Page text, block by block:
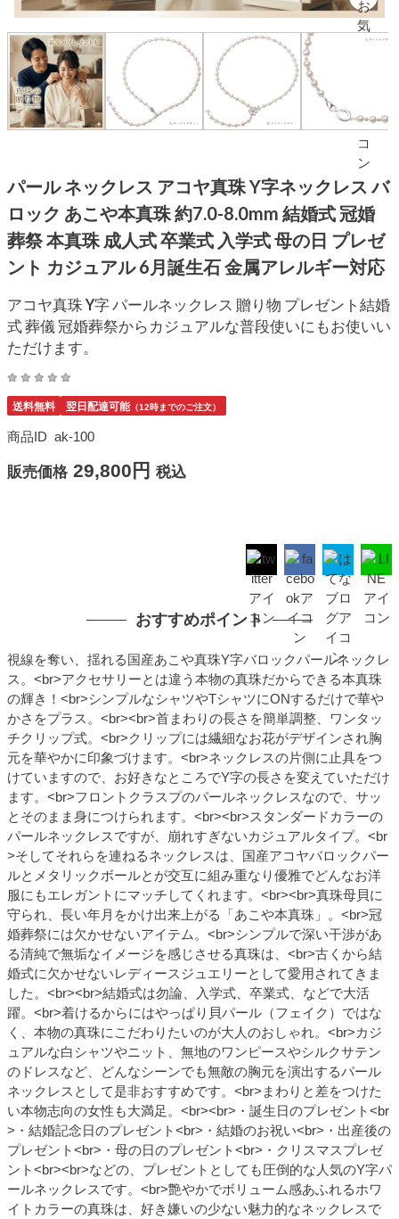
パール ネックレス アコヤ真珠 Y字ネックレス バ
ロック あこや本真珠 約7.0-8.0mm 結婚式 冠婚
葬祭 本真珠 成人式 卒業式 入学式 母の日 プレゼ
ント カジュアル 6月誕生石 金属アレルギー対応
アコヤ真珠 Y字 パールネックレス 贈り物 プレゼント結婚
式 葬儀 冠婚葬祭からカジュアルな普段使いにもお使いい
ただけます。
送料無料 翌日配達可能（12時までのご注文）
商品ID ak-100
販売価格 29,800円 税込
おすすめポイント
視線を奪い、揺れる国産あこや真珠Y字バロックパールネックレ
ス。<br>アクセサリーとは違う本物の真珠だからできる本真珠
の輝き！<br>シンプルなシャツやTシャツにONするだけで華や
かさをプラス。<br><br>首まわりの長さを簡単調整、ワンタッ
チクリップ式。<br>クリップには繊細なお花がデザインされ胸
元を華やかに印象づけます。<br>ネックレスの片側に止具をつ
けていますので、お好きなところでY字の長さを変えていただけ
ます。<br>フロントクラスプのパールネックレスなので、サッ
とそのまま身につけられます。<br><br>スタンダードカラーの
パールネックレスですが、崩れすぎないカジュアルタイプ。<br
>そしてそれらを連ねるネックレスは、国産アコヤバロックパー
ルとメタリックボールとが交互に組み重なり優雅でどんなお洋
服にもエレガントにマッチしてくれます。<br><br>真珠母貝に
守られ、長い年月をかけ出来上がる「あこや本真珠」。<br>冠
婚葬祭には欠かせないアイテム。<br>シンプルで深い干渉があ
る清純で無垢なイメージを感じさせる真珠は、<br>古くから結
婚式に欠かせないレディースジュエリーとして愛用されてきま
した。<br><br>結婚式は勿論、入学式、卒業式、などで大活
躍。<br>着けるからにはやっぱり貝パール（フェイク）ではな
く、本物の真珠にこだわりたいのが大人のおしゃれ。<br>カジ
ュアルな白シャツやニット、無地のワンピースやシルクサテン
のドレスなど、どんなシーンでも無敵の胸元を演出するパール
ネックレスとして是非おすすめです。<br>まわりと差をつけた
い本物志向の女性も大満足。<br><br>・誕生日のプレゼント<br
>・結婚記念日のプレゼント<br>・結婚のお祝い<br>・出産後の
プレゼント<br>・母の日のプレゼント<br>・クリスマスプレゼ
ント<br><br>などの、プレゼントとしても圧倒的な人気のY字パ
ールネックレスです。<br>艶やかでボリューム感あふれるホワ
イトカラーの真珠は、好き嫌いの少ない魅力的なネックレスで